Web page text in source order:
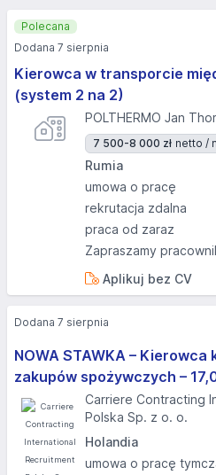
Kierowca w transporcie
(system 2 na 2)
POLTHERMO Jan
7 500-8 000 zł netto /
Rumia
umowa o pracę
rekrutacja zdalna
praca od zaraz
Zapraszamy
Aplikuj bez CV
Polecana
Dodana 7 sierpnia
NOWA STAWKA – Kierowca
zakupów spożywczych –
Carriere Contracting
Polska Sp. z o. o.
Holandia
umowa o pracę
Dodana 7 sierpnia